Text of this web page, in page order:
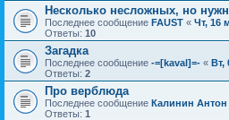
Несколько несложных, но
Последнее сообщение FAUST « Чт, 16
Ответы: 10
Загадка
Последнее сообщение -=[kaval]=- « Вт,
Ответы: 2
Про верблюда
Последнее сообщение Калинин Антон
Ответы: 1